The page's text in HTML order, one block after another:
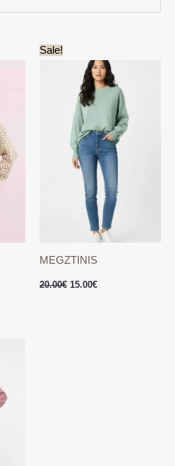
Sale!
MEGZTINIS
20.00€
price
was:
20.00€.
15.00€
price
is:
15.00€.